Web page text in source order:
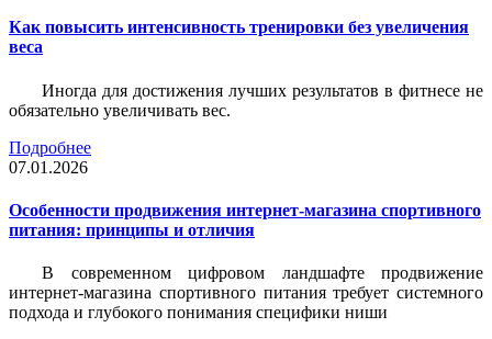
Как повысить интенсивность тренировки без увеличения
веса
Иногда для достижения лучших результатов в фитнесе не
обязательно увеличивать вес.
Подробнее
07.01.2026
Особенности продвижения интернет-магазина спортивного
питания: принципы и отличия
В современном цифровом ландшафте продвижение
интернет-магазина спортивного питания требует системного
подхода и глубокого понимания специфики ниши